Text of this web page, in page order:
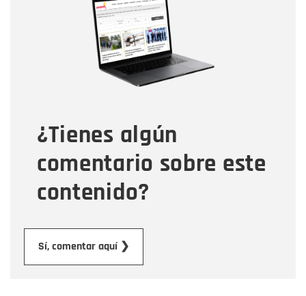
¿Tienes algún
comentario sobre este
contenido?
Sí, comentar aquí ❯
Correo electrónico
Tipo de comentario
Mensaje